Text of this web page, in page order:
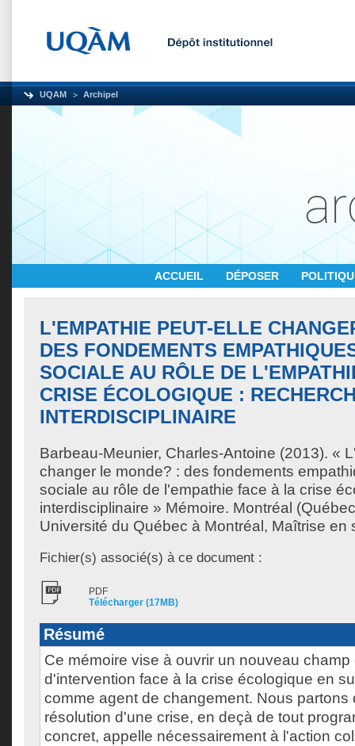
UQAM Archipel
ACCUEIL DÉPOSER
L'EMPATHIE PEUT-ELLE
DES FONDEMENTS
SOCIALE AU RÔLE DE
CRISE ÉCOLOGIQUE :
INTERDISCIPLINAIRE
Barbeau-Meunier, Charles-Antoine (2013). «
changer le monde? : des fondements
sociale au rôle de l'empathie face à la crise
interdisciplinaire » Mémoire. Montréal
Université du Québec à Montréal, Maîtrise en
Fichier(s) associé(s) à ce document :
PDF
Télécharger (17MB)
Résumé
Ce mémoire vise à ouvrir un nouveau champ
d'intervention face à la crise écologique en
comme agent de changement. Nous partons
résolution d'une crise, en deçà de tout
concret, appelle nécessairement à l'action